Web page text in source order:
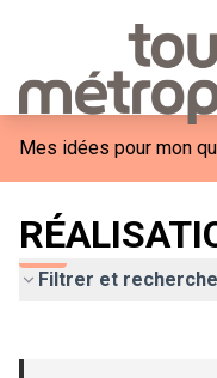
Mes idées pour mon
Filtrer et